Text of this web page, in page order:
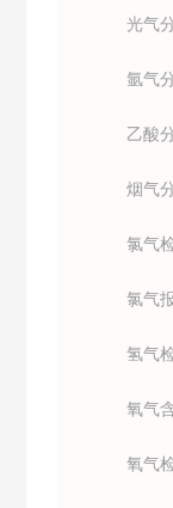
光气
氩气
乙酸
烟气
氯气
氯气
氢气
氧气
氧气